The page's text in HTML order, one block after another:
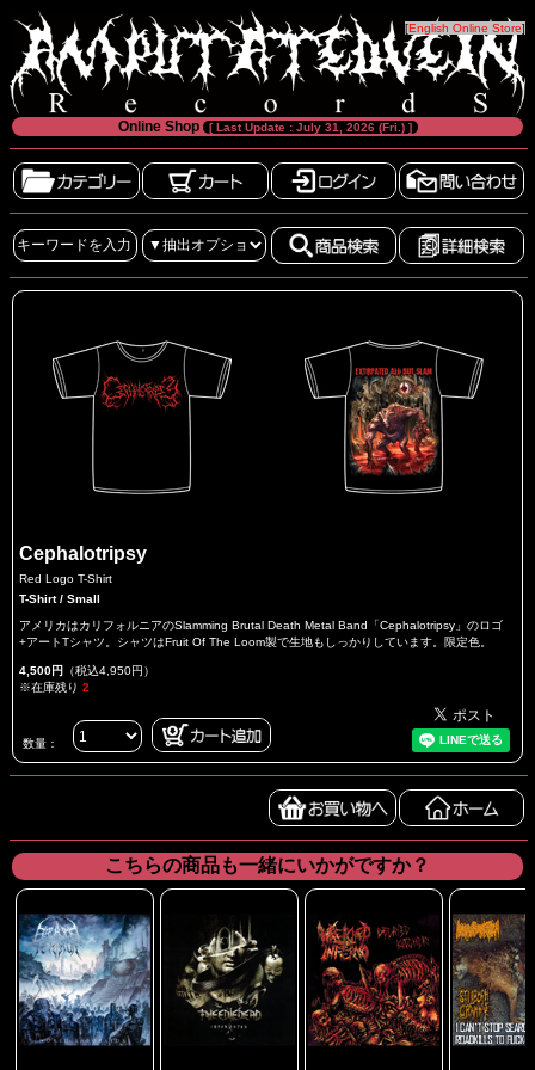
[English Online Store]
Online Shop [ Last Update : July 31, 2026 (Fri.) ]
Cephalotripsy
Red Logo T-Shirt
T-Shirt / Small
アメリカはカリフォルニアのSlamming Brutal Death Metal Band「Cephalotripsy」のロゴ
+アートTシャツ。シャツはFruit Of The Loom製で生地もしっかりしています。限定色。
4,500円 （税込4,950円）
※在庫残り 2
数量：
こちらの商品も一緒にいかがですか？